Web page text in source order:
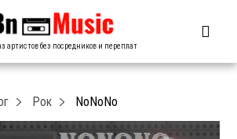
артистов без посредников и переплат
Рок NoNoNo